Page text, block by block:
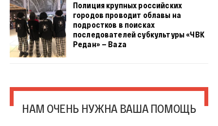
Полиция крупных российских
городов проводит облавы на
подростков в поисках
последователей субкультуры «ЧВК
Редан» — Baza
НАМ ОЧЕНЬ НУЖНА ВАША ПОМОЩЬ